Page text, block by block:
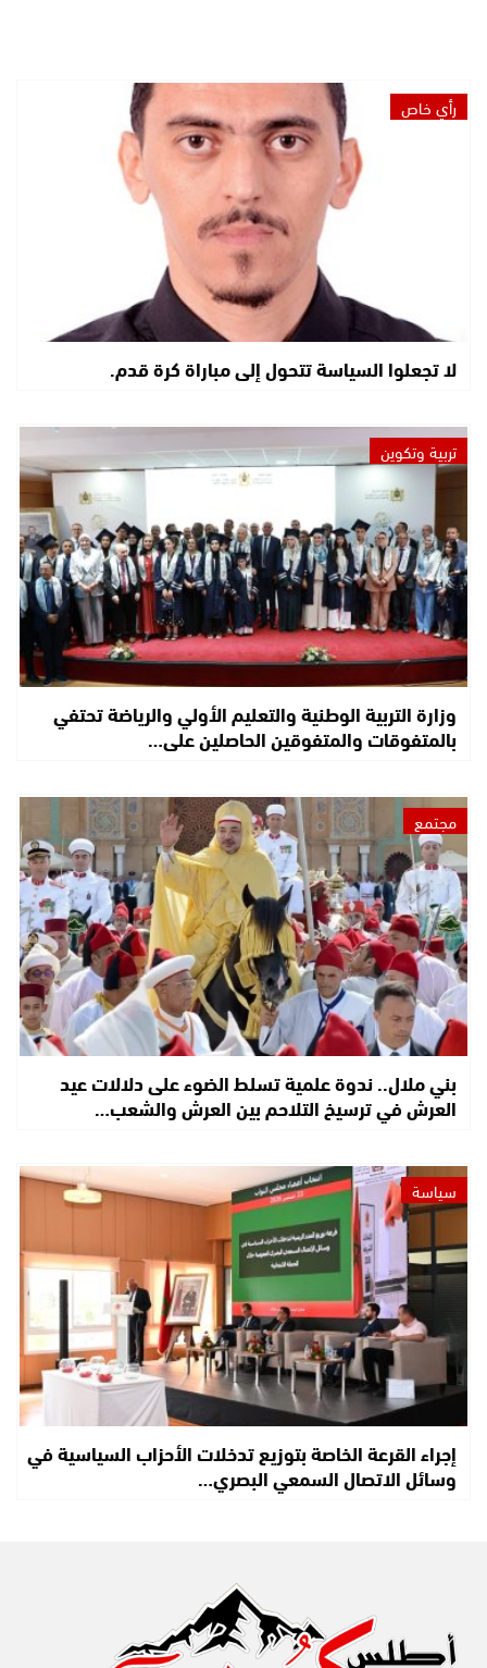
رأي خاص
لا تجعلوا السياسة تتحول إلى مباراة كرة قدم.
تربية وتكوين
وزارة التربية الوطنية والتعليم الأولي والرياضة تحتفي
بالمتفوقات والمتفوقين الحاصلين على…
مجتمع
بني ملال.. ندوة علمية تسلط الضوء على دلالات عيد
العرش في ترسيخ التلاحم بين العرش والشعب…
سياسة
إجراء القرعة الخاصة بتوزيع تدخلات الأحزاب السياسية في
وسائل الاتصال السمعي البصري…